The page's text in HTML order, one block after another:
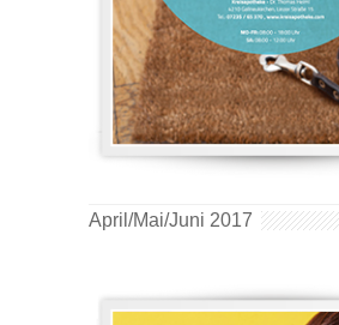
April/Mai/Juni 2017